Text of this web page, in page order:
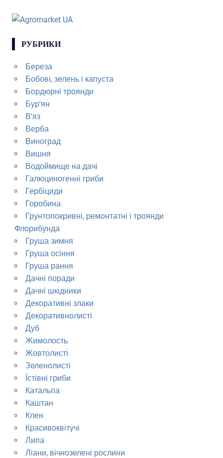
РУБРИКИ
Береза
Бобові, зелень і капуста
Бордюрні троянди
Бур'ян
В'яз
Верба
Виноград
Вишня
Водоймище на дачі
Галюциногенні гриби
Гербіциди
Горобина
Грунтопокривні, ремонтатні і троянди
Флорибунда
Груша зимня
Груша осіння
Груша рання
Дачні поради
Дачні шкідники
Декоративні злаки
Декоративнолисті
Дуб
Жимолость
Жовтолисті
Зеленолисті
Їстівні гриби
Катальпа
Каштан
Клен
Красивоквітучі
Липа
Ліани, вічнозелені рослини